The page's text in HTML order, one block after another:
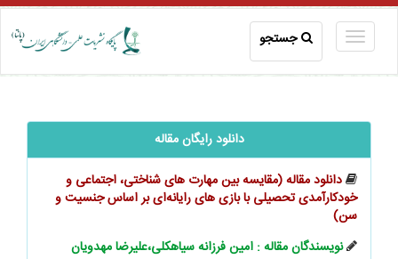
جستجو
دانلود رایگان مقاله
دانلود مقاله (مقایسه بین مهارت ‌های شناختی، اجتماعی و
خودکارآمدی تحصیلی با بازی ‌های رایانه‌‌‌‌ای بر اساس جنسیت و
سن)
نویسندگان مقاله : امین فرزانه سیاهکلی،علیرضا مهدویان